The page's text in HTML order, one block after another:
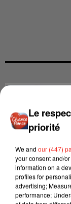
Le
priorité
We and our (447)
your consent and/
information on a
profiles for
advertising;
performance;